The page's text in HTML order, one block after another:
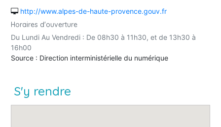
http://www.alpes-de-haute-provence.gouv.fr
Horaires d'ouverture
Du Lundi Au Vendredi : De 08h30 à 11h30, et de 13h30 à
16h00
Source : Direction interministérielle du numérique
S'y rendre